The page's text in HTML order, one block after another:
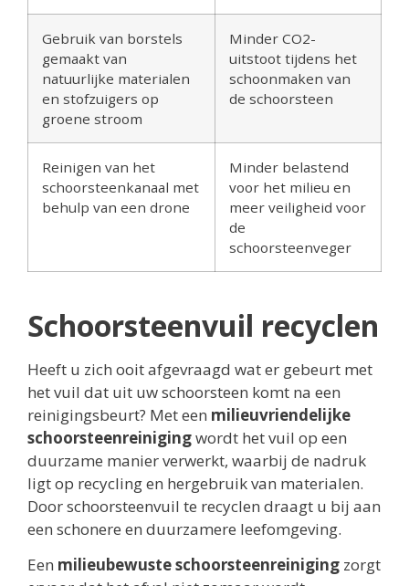
Gebruik van borstels
gemaakt van
natuurlijke materialen
en stofzuigers op
groene stroom
Minder CO2-
uitstoot tijdens het
schoonmaken van
de schoorsteen
Reinigen van het
schoorsteenkanaal met
behulp van een drone
Minder belastend
voor het milieu en
meer veiligheid voor
de
schoorsteenveger
Schoorsteenvuil recyclen
Heeft u zich ooit afgevraagd wat er gebeurt met
het vuil dat uit uw schoorsteen komt na een
reinigingsbeurt? Met een milieuvriendelijke
schoorsteenreinigingwordt het vuil op een
duurzame manier verwerkt, waarbij de nadruk
ligt op recycling en hergebruik van materialen.
Door schoorsteenvuil te recyclen draagt u bij aan
een schonere en duurzamere leefomgeving.
Een milieubewuste schoorsteenreiniging zorgt